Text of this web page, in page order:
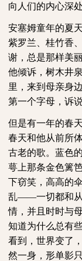
向人们的内心深
安塞姆童年的夏
紫罗兰、桂竹香
谢，总是那样美
他倾诉，树木井
里，来到母亲身
第一个字母，诉
但是有一年的春
春天和他从前所
古老的歌。蓝色
萼上那条金色篱
下窃笑，高高的
乱——一切都和从
情，并且时时与
知道为什么总有
看到，世界变了
然一身，形单影只